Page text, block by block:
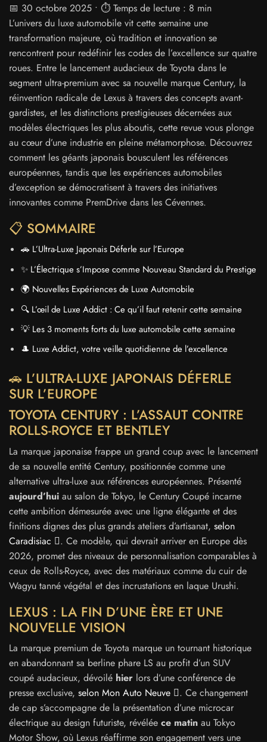
📅 30 octobre 2025 • ⏱️ Temps de lecture : 8 min
L’univers du luxe automobile vit cette semaine une
transformation majeure, où tradition et innovation se
rencontrent pour redéfinir les codes de l’excellence sur quatre
roues. Entre le lancement audacieux de Toyota dans le
segment ultra-premium avec sa nouvelle marque Century, la
réinvention radicale de Lexus à travers des concepts avant-
gardistes, et les distinctions prestigieuses décernées aux
modèles électriques les plus aboutis, cette revue vous plonge
au cœur d’une industrie en pleine métamorphose. Découvrez
comment les géants japonais bousculent les références
européennes, tandis que les expériences automobiles
d’exception se démocratisent à travers des initiatives
innovantes comme PremDrive dans les Cévennes.
📋 SOMMAIRE
🚗 L’Ultra-Luxe Japonais Déferle sur l’Europe
✨ L’Électrique s’Impose comme Nouveau Standard du Prestige
🌍 Nouvelles Expériences de Luxe Automobile
🔍 L’œil de Luxe Addict : Ce qu’il faut retenir cette semaine
💡 Les 3 moments forts du luxe automobile cette semaine
🎩 Luxe Addict, votre veille quotidienne de l’excellence
🚗 L’ULTRA-LUXE JAPONAIS DÉFERLE
SUR L’EUROPE
TOYOTA CENTURY : L’ASSAUT CONTRE
ROLLS-ROYCE ET BENTLEY
La marque japonaise frappe un grand coup avec le lancement
de sa nouvelle entité Century, positionnée comme une
alternative ultra-luxe aux références européennes. Présenté
aujourd’hui au salon de Tokyo, le Century Coupé incarne
cette ambition démesurée avec une ligne élégante et des
finitions dignes des plus grands ateliers d’artisanat, selon
Caradisiac
. Ce modèle, qui devrait arriver en Europe dès
2026, promet des niveaux de personnalisation comparables à
ceux de Rolls-Royce, avec des matériaux comme du cuir de
Wagyu tanné végétal et des incrustations en laque Urushi.
LEXUS : LA FIN D’UNE ÈRE ET UNE
NOUVELLE VISION
La marque premium de Toyota marque un tournant historique
en abandonnant sa berline phare LS au profit d’un SUV
coupé audacieux, dévoilé hier lors d’une conférence de
presse exclusive, selon Mon Auto Neuve
. Ce changement
de cap s’accompagne de la présentation d’une microcar
électrique au design futuriste, révélée ce matin au Tokyo
Motor Show, où Lexus réaffirme son engagement vers une